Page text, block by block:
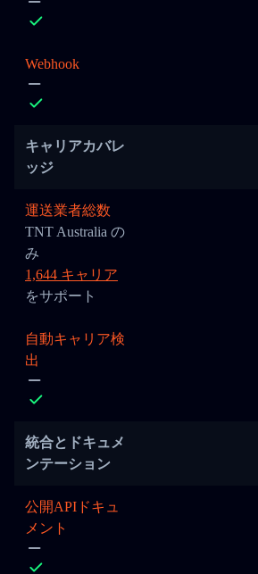
Webhook
キャリアカバレ
ッジ
運送業者総数
TNT Australia の
み
1,644 キャリア
をサポート
自動キャリア検
出
統合とドキュメ
ンテーション
公開APIドキュ
メント